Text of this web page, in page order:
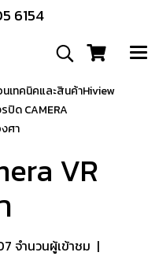
6154
เทคนิคและสินค้าHiview
ปิด CAMERA
ศา
VR
จำนวนผู้เข้าชม |